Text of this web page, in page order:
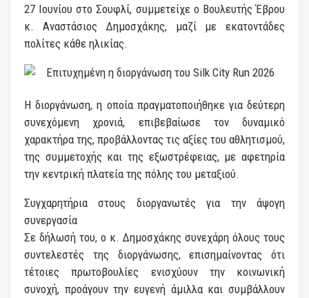
27 Ιουνίου στο Σουφλί, συμμετείχε ο Βουλευτής Έβρου
κ. Αναστάσιος Δημοσχάκης, μαζί με εκατοντάδες
πολίτες κάθε ηλικίας.
Η διοργάνωση, η οποία πραγματοποιήθηκε για δεύτερη
συνεχόμενη χρονιά, επιβεβαίωσε τον δυναμικό
χαρακτήρα της, προβάλλοντας τις αξίες του αθλητισμού,
της συμμετοχής και της εξωστρέφειας, με αφετηρία
την κεντρική πλατεία της πόλης του μεταξιού.
Συγχαρητήρια στους διοργανωτές για την άψογη
συνεργασία
Σε δήλωσή του, ο κ. Δημοσχάκης συνεχάρη όλους τους
συντελεστές της διοργάνωσης, επισημαίνοντας ότι
τέτοιες πρωτοβουλίες ενισχύουν την κοινωνική
συνοχή, προάγουν την ευγενή άμιλλα και συμβάλλουν